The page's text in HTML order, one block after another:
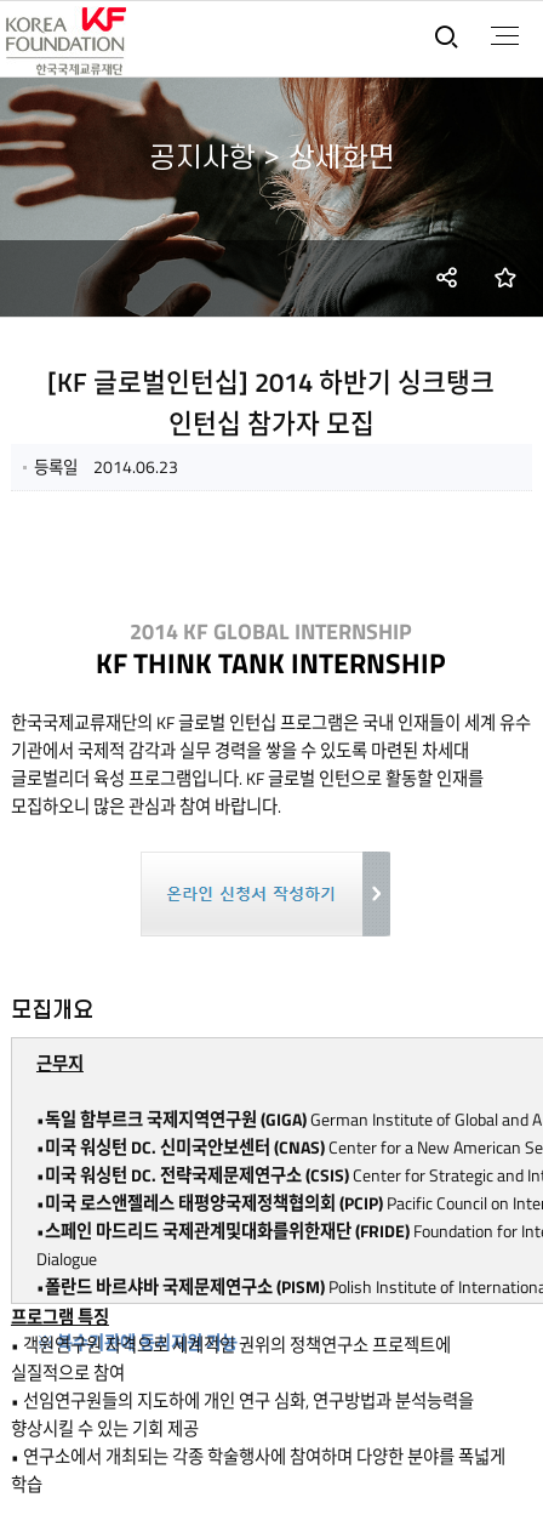
통합
공지사항 > 상세화면
SNS
[KF 글로벌인턴십] 2014 하반기 싱크탱크
인턴십 참가자 모집
등록일 2014.06.23
2014 KF GLOBAL INTERNSHIP
KF THINK TANK INTERNSHIP
한국국제교류재단의 KF 글로벌 인턴십 프로그램은 국내 인재들이 세계 유수
기관에서 국제적 감각과 실무 경력을 쌓을 수 있도록 마련된 차세대
글로벌리더 육성 프로그램입니다. KF 글로벌 인턴으로 활동할 인재를
모집하오니 많은 관심과 참여 바랍니다.
모집개요
근무지
•독일 함부르크 국제지역연구원 (GIGA)German Institute of Global and
•미국 워싱턴 DC. 신미국안보센터 (CNAS)Center for a New American
•미국 워싱턴 DC. 전략국제문제연구소 (CSIS)Center for Strategic and
•미국 로스앤젤레스 태평양국제정책협의회 (PCIP)Pacific Council on
•스페인 마드리드 국제관계및대화를위한재단 (FRIDE)Foundation for
Dialogue
•폴란드 바르샤바 국제문제연구소 (PISM)Polish Institute of
※ 복수기관에 동시지원 가능
프로그램 특징
• 객원연구원 자격으로 세계적인 권위의 정책연구소 프로젝트에
실질적으로 참여
• 선임연구원들의 지도하에 개인 연구 심화, 연구방법과 분석능력을
향상시킬 수 있는 기회 제공
• 연구소에서 개최되는 각종 학술행사에 참여하며 다양한 분야를 폭넓게
학습